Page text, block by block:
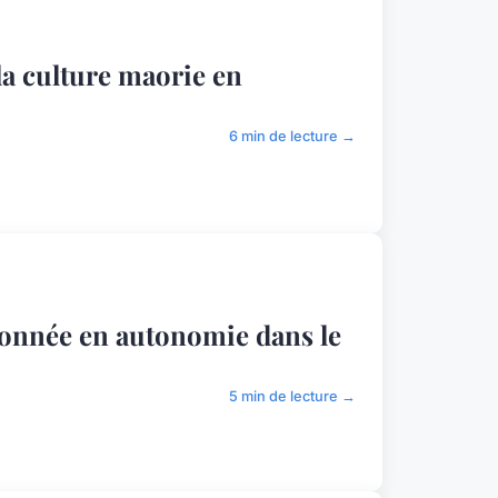
culture maorie en
6 min de lecture →
en autonomie dans le
5 min de lecture →